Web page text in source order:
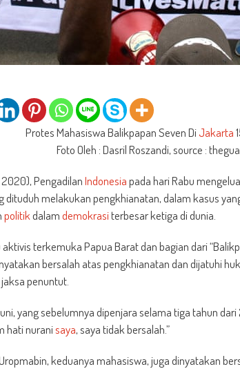
Protes Mahasiswa Balikpapan Seven DiJakarta
Foto Oleh : Dasril Roszandi, source :
PengadilanIndonesiapada hari Rabu
dituduh melakukan pengkhianatan, dalam kasus
politikdalamdemokrasiterbesar ketiga di dunia.
terkemuka Papua Barat dan bagian dari
bersalah atas pengkhianatan dan dijatuhi
penuntut.
yang sebelumnya dipenjara selama tiga tahun
hati nuranisaya, saya tidak bersalah.”
keduanya mahasiswa, juga dinyatakan